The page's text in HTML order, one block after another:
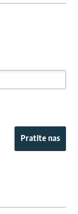
Pratite nas